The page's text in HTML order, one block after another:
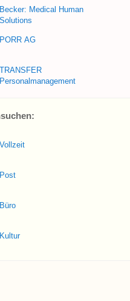
Becker: Medical Human
Solutions
PORR AG
TRANSFER
Personalmanagement
Vollzeit
Post
Büro
Kultur